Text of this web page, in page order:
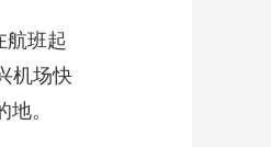
班起
机场快
。